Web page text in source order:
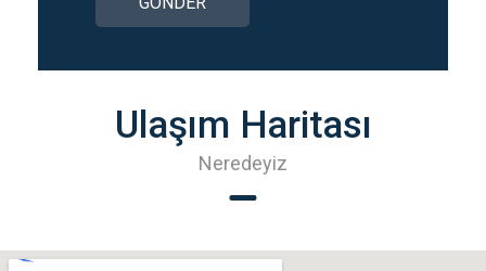
Ulaşım Haritası
Neredeyiz